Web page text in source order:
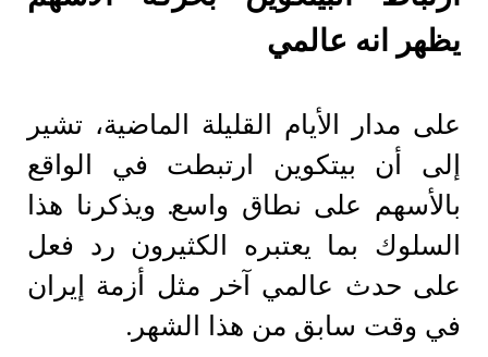
يظهر انه عالمي
على مدار الأيام القليلة الماضية، تشير
إلى أن بيتكوين ارتبطت في الواقع
بالأسهم على نطاق واسع. ويذكرنا هذا
السلوك بما يعتبره الكثيرون رد فعل
على حدث عالمي آخر مثل أزمة إيران
في وقت سابق من هذا الشهر.